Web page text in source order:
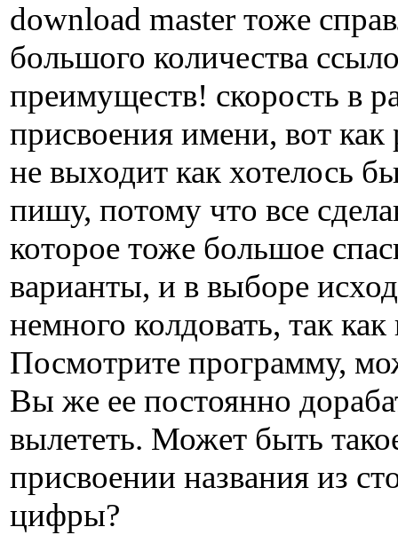
download master тоже
большого количества
преимуществ! скорость в
присвоения имени, вот
не выходит как хотелось
пишу, потому что все
которое тоже большое
варианты, и в выборе
немного колдовать, так
Посмотрите программу,
Вы же ее постоянно
вылететь. Может быть
присвоении названия из
цифры?